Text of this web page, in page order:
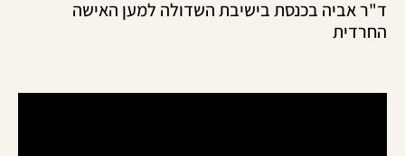
אביה בכנסת בישיבת השדולה למען האישה